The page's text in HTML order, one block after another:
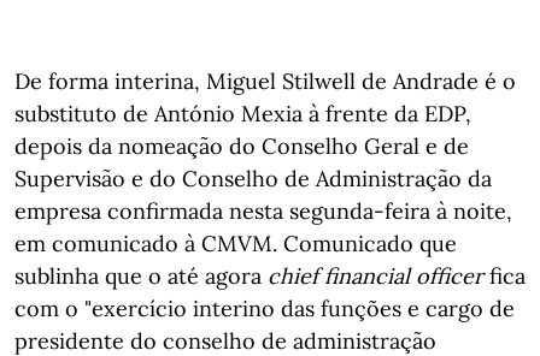
De forma interina, Miguel Stilwell de Andrade é o
substituto de António Mexia à frente da EDP,
depois da nomeação do Conselho Geral e de
Supervisão e do Conselho de Administração da
empresa confirmada nesta segunda-feira à noite,
em comunicado à CMVM. Comunicado que
sublinha que o até agora chief financial officerfica
com o "exercício interino das funções e cargo de
presidente do conselho de administração